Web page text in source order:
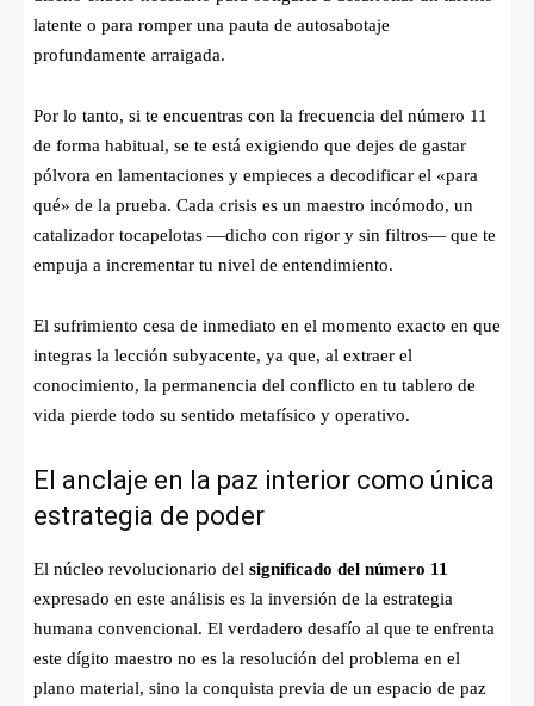
latente o para romper una pauta de autosabotaje
profundamente arraigada.
Por lo tanto, si te encuentras con la frecuencia del número 11
de forma habitual, se te está exigiendo que dejes de gastar
pólvora en lamentaciones y empieces a decodificar el «para
qué» de la prueba. Cada crisis es un maestro incómodo, un
catalizador tocapelotas —dicho con rigor y sin filtros— que te
empuja a incrementar tu nivel de entendimiento.
El sufrimiento cesa de inmediato en el momento exacto en que
integras la lección subyacente, ya que, al extraer el
conocimiento, la permanencia del conflicto en tu tablero de
vida pierde todo su sentido metafísico y operativo.
El anclaje en la paz interior como única
estrategia de poder
El núcleo revolucionario del significado del número 11
expresado en este análisis es la inversión de la estrategia
humana convencional. El verdadero desafío al que te enfrenta
este dígito maestro no es la resolución del problema en el
plano material, sino la conquista previa de un espacio de paz